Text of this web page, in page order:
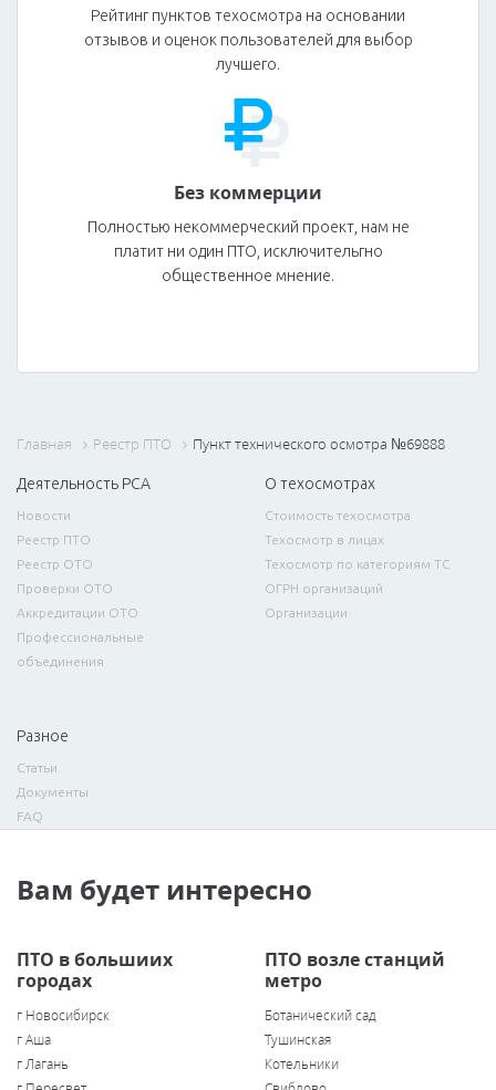
Рейтинг пунктов техосмотра на основании
отзывов и оценок пользователей для выбор
лучшего.
Без коммерции
Полностью некоммерческий проект, нам не
платит ни один ПТО, исключительгно
общественное мнение.
Главная Реестр ПТО Пункт технического осмотра №69888
Деятельность РСА
Новости
Реестр ПТО
Реестр ОТО
Проверки ОТО
Аккредитации ОТО
Профессиональные
объединения
О техосмотрах
Стоимость техосмотра
Техосмотр в лицах
Техосмотр по категориям ТС
ОГРН организаций
Организации
Разное
Статьи
Документы
FAQ
Вам будет интересно
ПТО в большиих
городах
г Новосибирск
г Аша
г Лагань
ПТО возле станций
метро
Ботанический сад
Тушинская
Котельники